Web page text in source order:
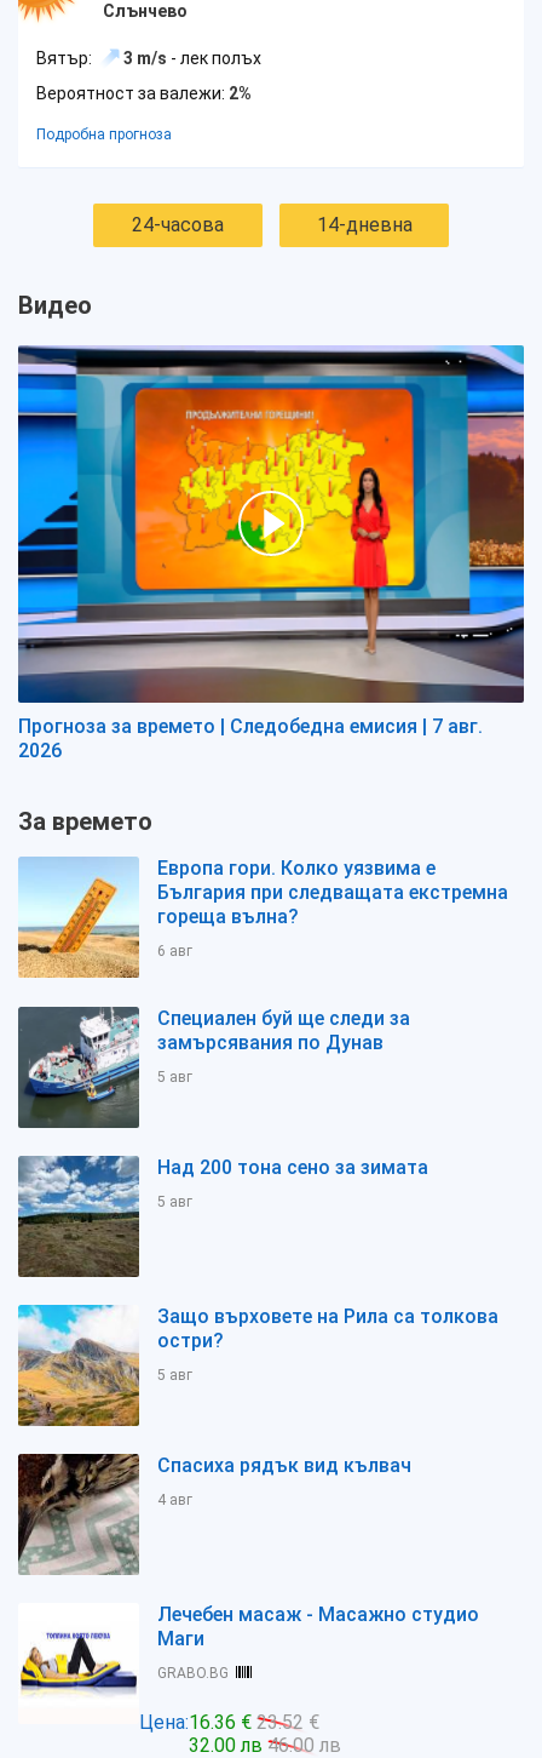
Слънчево
Вятър: 3 m/s - лек полъх
Вероятност за валежи: 2%
Подробна прогноза
24-часова 14-дневна
Видео
Прогноза за времето | Следобедна емисия | 7 авг.
2026
За времето
Европа гори. Колко уязвима е
България при следващата екстремна
гореща вълна?
6 авг
Специален буй ще следи за
замърсявания по Дунав
5 авг
Над 200 тона сено за зимата
5 авг
Защо върховете на Рила са толкова
остри?
5 авг
Спасиха рядък вид кълвач
4 авг
Лечебен масаж - Масажно студио
Маги
GRABO.BG
Цена:16.36 € 23.52 €
32.00 лв 46.00 лв